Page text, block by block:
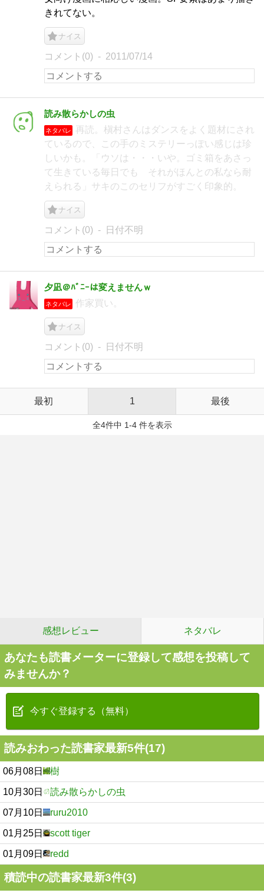
きれてない。
ナイス
コメント(0) 2011/07/14
読み散らかしの虫
ネタバレ
再読。槇村さんはダンスをよく題材にされ
ているので、この手のミステリーっぽい感じは珍
しいかも。「ウソは・・・いや。ゴミ箱をあさっ
て生きている毎日でも それがほんとの私なら耐
えられる」サキのこのセリフがすごく印象的。
ナイス
コメント(0) 日付不明
夕凪＠ﾊﾞﾆｰは変えませんｗ
ネタバレ 作家買い。
ナイス
コメント(0) 日付不明
最初 1 最後
全4件中 1-4 件を表示
感想レビュー ネタバレ
あなたも読書メーターに登録して感想を投稿して
みませんか？
今すぐ登録する（無料）
読みおわった読書家最新5件(17)
06月08日 樹
10月30日 読み散らかしの虫
07月10日 ruru2010
01月25日 scott tiger
01月09日 redd
積読中の読書家最新3件(3)